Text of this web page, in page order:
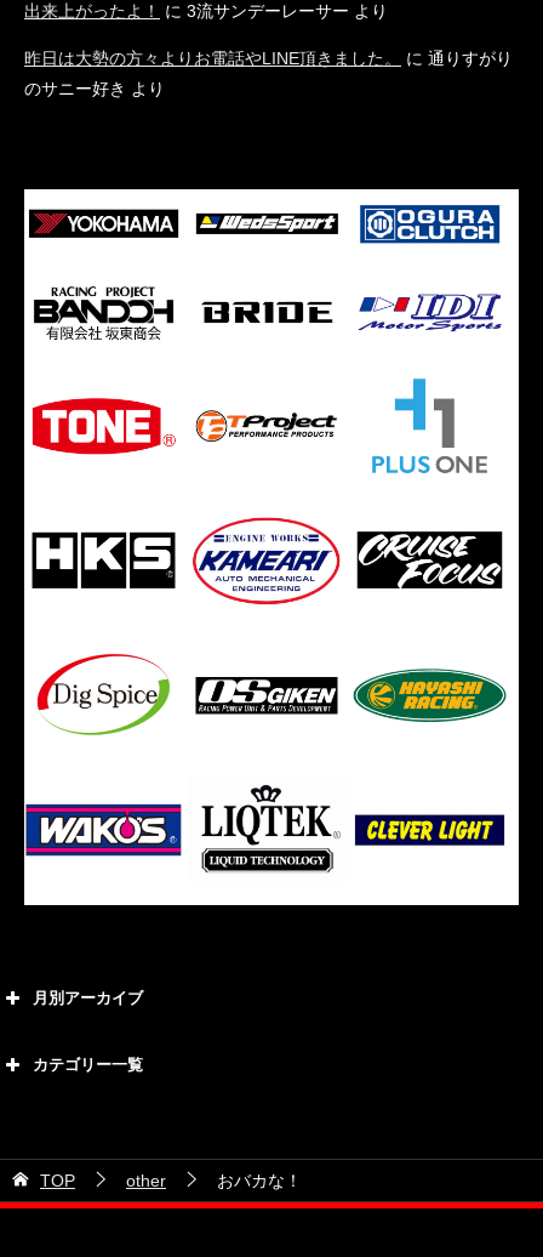
出来上がったよ！ に 3流サンデーレーサー より
昨日は大勢の方々よりお電話やLINE頂きました。 に 通りすがり
のサニー好き より
月別アーカイブ
2026年5月
2026年4月
カテゴリー一覧
21号車
28号車
TOP other おバカな！